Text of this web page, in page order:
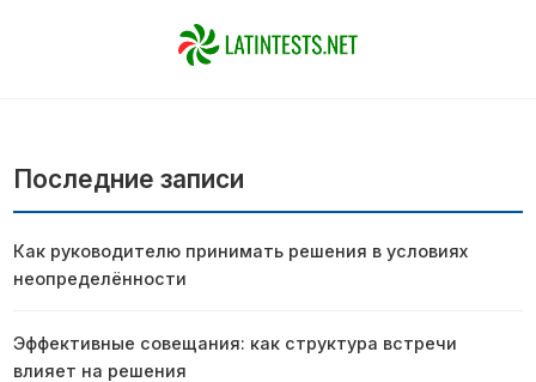
Последние записи
Как руководителю принимать решения в условиях
неопределённости
Эффективные совещания: как структура встречи
влияет на решения